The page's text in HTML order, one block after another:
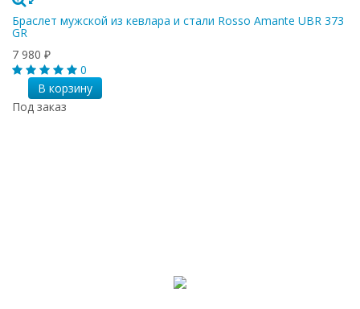
Браслет мужской из кевлара и стали Rosso Amante UBR 373
GR
7 980 ₽
0
В корзину
Под заказ